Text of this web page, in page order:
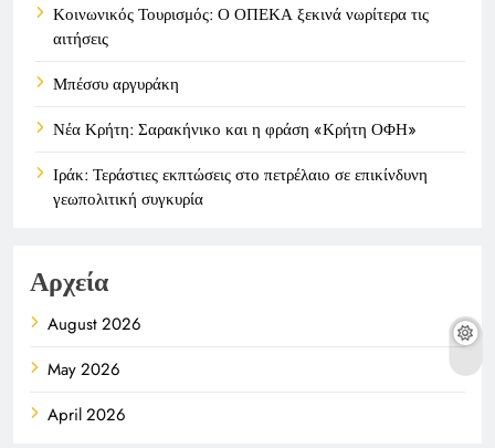
Κοινωνικός Τουρισμός: Ο ΟΠΕΚΑ ξεκινά νωρίτερα τις
αιτήσεις
Μπέσσυ αργυράκη
Νέα Κρήτη: Σαρακήνικο και η φράση «Κρήτη ΟΦΗ»
Ιράκ: Τεράστιες εκπτώσεις στο πετρέλαιο σε επικίνδυνη
γεωπολιτική συγκυρία
Αρχεία
August 2026
May 2026
April 2026